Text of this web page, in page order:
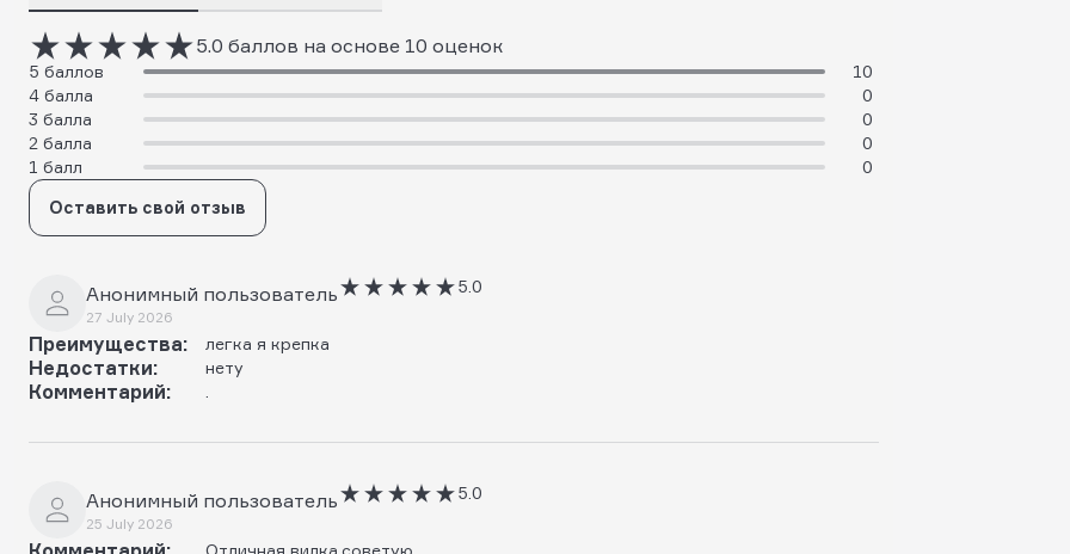
5.0 баллов на основе 10 оценок
5 баллов
10
4 балла
0
3 балла
0
2 балла
0
1 балл
0
Оставить свой отзыв
Анонимный пользователь
27 July 2026
5.0
Преимущества: легка я крепка
Недостатки: нету
Комментарий:
Анонимный пользователь
25 July 2026
5.0
Отличная вилка,советую